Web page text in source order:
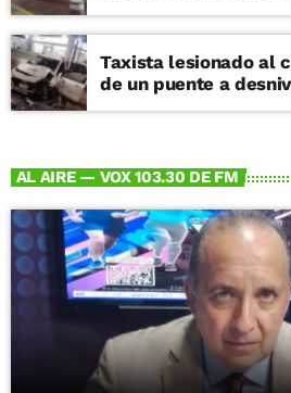
Taxista lesionado al
de un puente a
AL AIRE — VOX 103.30 DE FM